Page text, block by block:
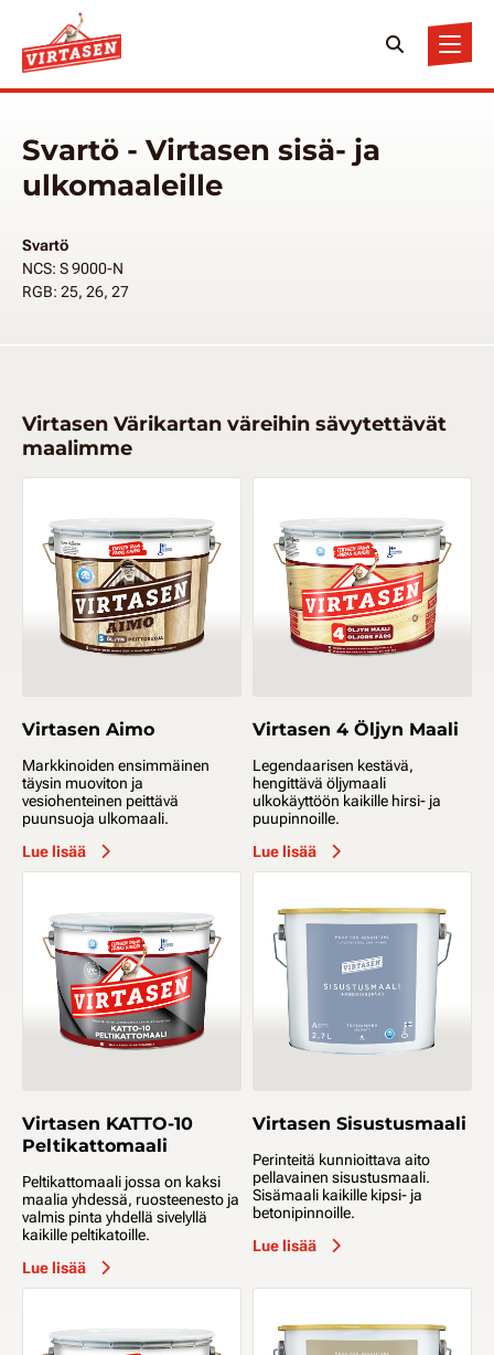
Svartö - Virtasen sisä- ja
ulkomaaleille
Svartö
NCS: S 9000-N
RGB: 25, 26, 27
Virtasen Värikartan väreihin sävytettävät
maalimme
Virtasen Aimo
Markkinoiden ensimmäinen
täysin muoviton ja
vesiohenteinen peittävä
puunsuoja ulkomaali.
Lue lisää
Virtasen 4 Öljyn Maali
Legendaarisen kestävä,
hengittävä öljymaali
ulkokäyttöön kaikille hirsi- ja
puupinnoille.
Lue lisää
Virtasen KATTO-10
Peltikattomaali
Peltikattomaali jossa on kaksi
maalia yhdessä, ruosteenesto ja
valmis pinta yhdellä sivelyllä
kaikille peltikatoille.
Lue lisää
Virtasen Sisustusmaali
Perinteitä kunnioittava aito
pellavainen sisustusmaali.
Sisämaali kaikille kipsi- ja
betonipinnoille.
Lue lisää